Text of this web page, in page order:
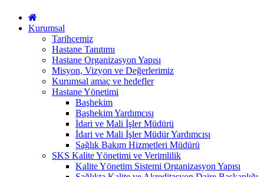
Kurumsal
Tarihçemiz
Hastane Tanıtımı
Hastane Organizasyon Yapısı
Misyon, Vizyon ve Değerlerimiz
Kurumsal amaç ve hedefler
Hastane Yönetimi
Başhekim
Başhekim Yardımcısı
İdari ve Mali İşler Müdürü
İdari ve Mali İşler Müdür Yardımcısı
Sağlık Bakım Hizmetleri Müdürü
SKS Kalite Yönetimi ve Verimlilik
Kalite Yönetim Sistemi Organizasyon Yapısı